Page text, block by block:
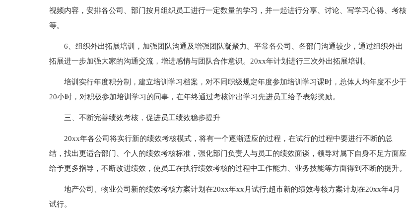
视频内容，安排各公司、部门按月组织员工进行一定数量的学习，并一起进行分享、讨论、写学习心得、考核
等。
6、组织外出拓展培训，加强团队沟通及增强团队凝聚力。平常各公司、各部门沟通较少，通过组织外出
拓展进一步加强大家的沟通交流，增进感情与团队合作意识。20xx年计划进行三次外出拓展培训。
培训实行年度积分制，建立培训学习档案，对不同职级规定年度参加培训学习课时，总体人均年度不少于
20小时，对积极参加培训学习的同事，在年终通过考核评出学习先进员工给予表彰奖励。
三、不断完善绩效考核，促进员工绩效稳步提升
20xx年各公司将实行新的绩效考核模式，将有一个逐渐适应的过程，在试行的过程中要进行不断的总
结，找出更适合部门、个人的绩效考核标准，强化部门负责人与员工的绩效面谈，领导对属下自身不足方面应
给予更多指导，不断改进绩效，使员工在执行绩效考核的过程中工作能力、业务技能等方面得到不断的提升。
地产公司、物业公司新的绩效考核方案计划在20xx年xx月试行;超市新的绩效考核方案计划在20xx年4月
试行。